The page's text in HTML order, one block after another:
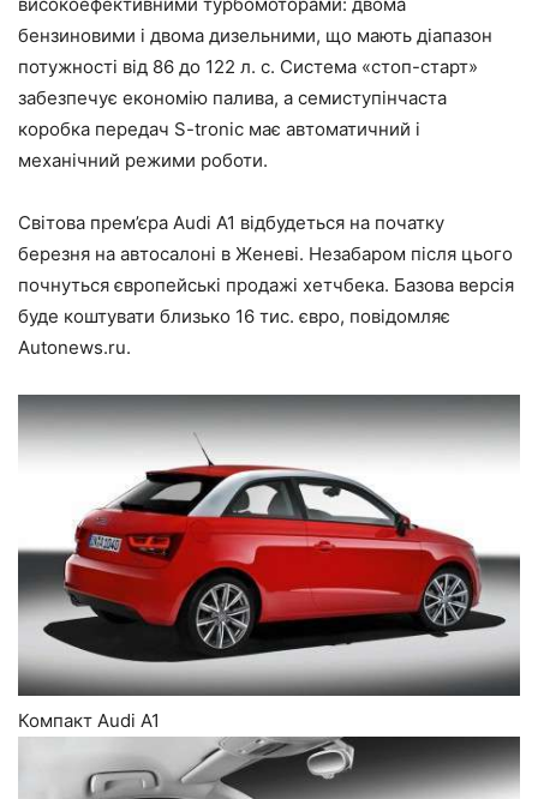
бензиновими і двома дизельними, що мають діапазон
потужності від 86 до 122 л. с. Система «стоп-старт»
забезпечує економію палива, а семиступінчаста
коробка передач S-tronic має автоматичний і
механічний режими роботи.
Світова прем’єра Audi A1 відбудеться на початку
березня на автосалоні в Женеві. Незабаром після цього
почнуться європейські продажі хетчбека. Базова версія
буде коштувати близько 16 тис. євро, повідомляє
Autonews.ru.
Компакт Audi A1